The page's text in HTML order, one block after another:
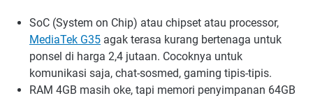
SoC (System on Chip) atau chipset atau processor,
MediaTek G35 agak terasa kurang bertenaga untuk
ponsel di harga 2,4 jutaan. Cocoknya untuk
komunikasi saja, chat-sosmed, gaming tipis-tipis.
RAM 4GB masih oke, tapi memori penyimpanan 64GB